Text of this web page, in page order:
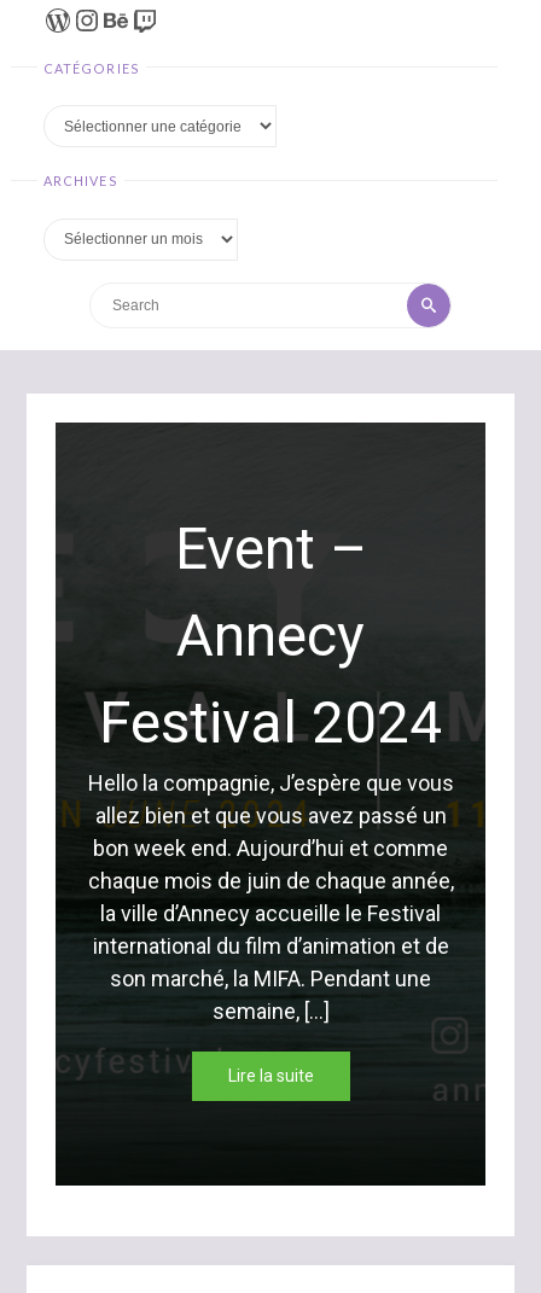
WordPress
Instagram
Behance
Twitch
CATÉGORIES
Catégories
ARCHIVES
Archives
Search
Event –
Annecy
Festival 2024
Hello la compagnie, J’espère que vous
allez bien et que vous avez passé un
bon week end. Aujourd’hui et comme
chaque mois de juin de chaque année,
la ville d’Annecy accueille le Festival
international du film d’animation et de
son marché, la MIFA. Pendant une
semaine, […]
Lire la suite